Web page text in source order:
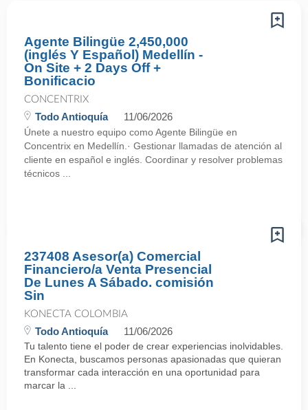
Agente Bilingüe 2,450,000
(inglés Y Español) Medellín -
On Site + 2 Days Off +
Bonificacio
CONCENTRIX
Todo Antioquía 11/06/2026
Únete a nuestro equipo como Agente Bilingüe en
Concentrix en Medellín.· Gestionar llamadas de atención al
cliente en español e inglés. Coordinar y resolver problemas
técnicos ...
237408 Asesor(a) Comercial
Financiero/a Venta Presencial
De Lunes A Sábado. comisión
Sin
KONECTA COLOMBIA
Todo Antioquía 11/06/2026
Tu talento tiene el poder de crear experiencias inolvidables.
En Konecta, buscamos personas apasionadas que quieran
transformar cada interacción en una oportunidad para
marcar la ...